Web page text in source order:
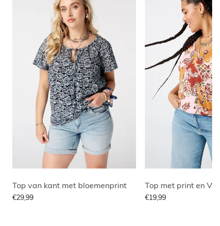
Top van kant met bloemenprint
€29,99
Top met print en V
€19,99